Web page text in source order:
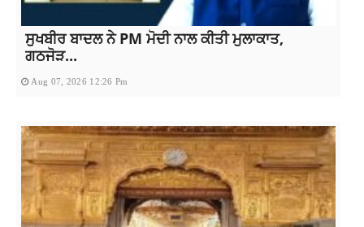
ਸੁਖਬੀਰ ਬਾਦਲ ਨੇ PM ਮੋਦੀ ਨਾਲ ਕੀਤੀ ਮੁਲਾਕਾਤ,
ਗਠਜੋੜ...
Aug 07, 2026 12:26 Pm